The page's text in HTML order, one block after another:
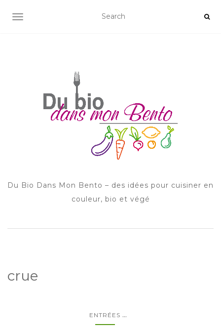
AFFICHER/MASQUER LA NAVIGATION
Du Bio Dans Mon Bento – des idées pour cuisiner en
couleur, bio et végé
crue
ENTRÉES ...